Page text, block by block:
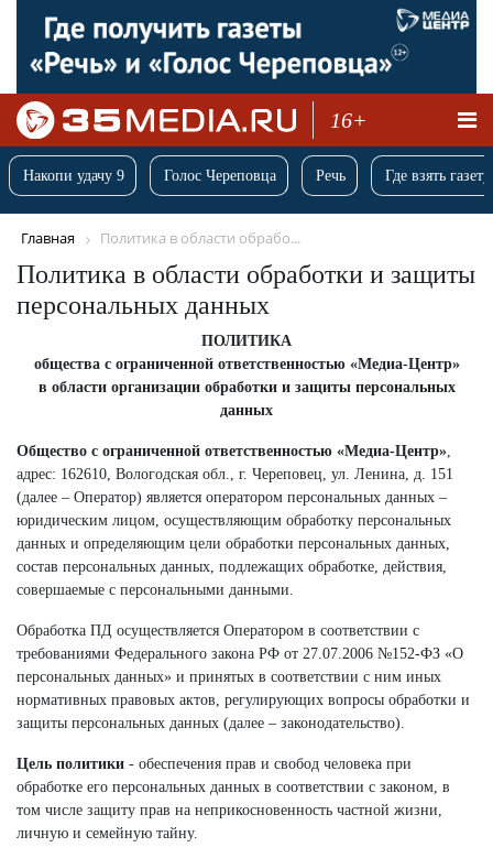
16+
Накопи удачу 9 Голос Череповца Речь Где взять
Главная Политика в области обрабо...
Политика в области обработки и защиты
персональных данных
ПОЛИТИКА
общества с ограниченной ответственностью «Медиа-Центр»
в области организации обработки и защиты персональных
данных
Общество с ограниченной ответственностью «Медиа-Центр»
адрес: 162610, Вологодская обл., г. Череповец, ул. Ленина, д. 151
(далее – Оператор) является оператором персональных данных –
юридическим лицом, осуществляющим обработку персональных
данных и определяющим цели обработки персональных данных,
состав персональных данных, подлежащих обработке, действия,
совершаемые с персональными данными.
Обработка ПД осуществляется Оператором в соответствии с
требованиями Федерального закона РФ от 27.07.2006 №152-ФЗ «О
персональных данных» и принятых в соответствии с ним иных
нормативных правовых актов, регулирующих вопросы обработки и
защиты персональных данных (далее – законодательство).
Цель политики - обеспечения прав и свобод человека при
обработке его персональных данных в соответствии с законом, в
том числе защиту прав на неприкосновенность частной жизни,
личную и семейную тайну.